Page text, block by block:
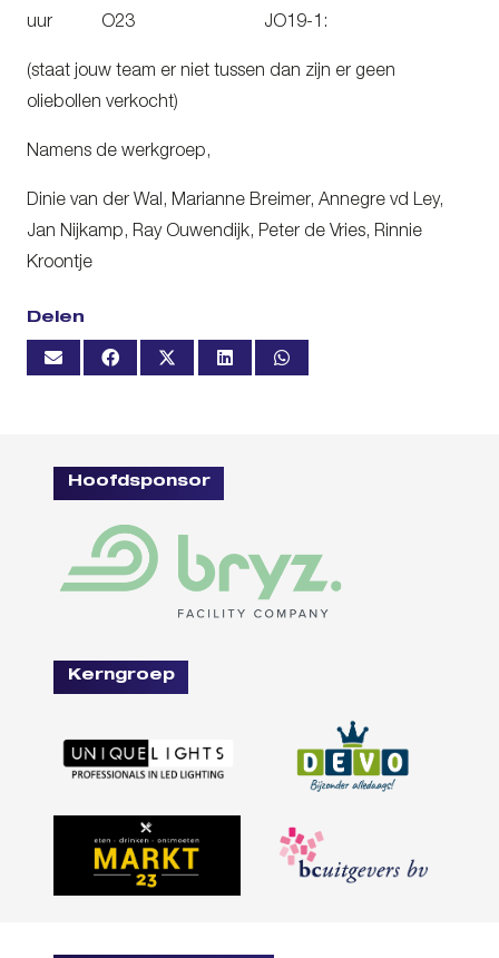
uur O23 JO19-1:
(staat jouw team er niet tussen dan zijn er geen
oliebollen verkocht)
Namens de werkgroep,
Dinie van der Wal, Marianne Breimer, Annegre vd Ley,
Jan Nijkamp, Ray Ouwendijk, Peter de Vries, Rinnie
Kroontje
Delen
Hoofdsponsor
Kerngroep